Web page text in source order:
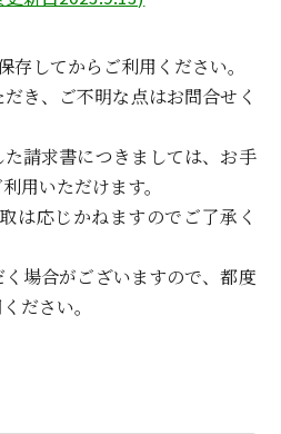
してからご利用ください。
き、ご不明な点はお問合せく
請求書につきましては、お手
用いただけます。
は応じかねますのでご了承く
場合がございますので、都度
ださい。